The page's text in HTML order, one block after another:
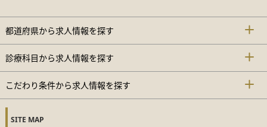
都道府県から求人情報を探す
診療科目から求人情報を探す
こだわり条件から求人情報を探す
SITE MAP